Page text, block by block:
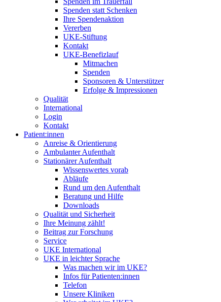
Spenden statt Schenken
Ihre Spendenaktion
Vererben
UKE-Stiftung
Kontakt
UKE-Benefizlauf
Mitmachen
Spenden
Sponsoren & Unterstützer
Erfolge & Impressionen
Qualität
International
Login
Kontakt
Patient:innen
Anreise & Orientierung
Ambulanter Aufenthalt
Stationärer Aufenthalt
Wissenswertes vorab
Abläufe
Rund um den Aufenthalt
Beratung und Hilfe
Downloads
Qualität und Sicherheit
Ihre Meinung zählt!
Beitrag zur Forschung
Service
UKE International
UKE in leichter Sprache
Was machen wir im UKE?
Infos für Patienten:innen
Telefon
Unsere Kliniken